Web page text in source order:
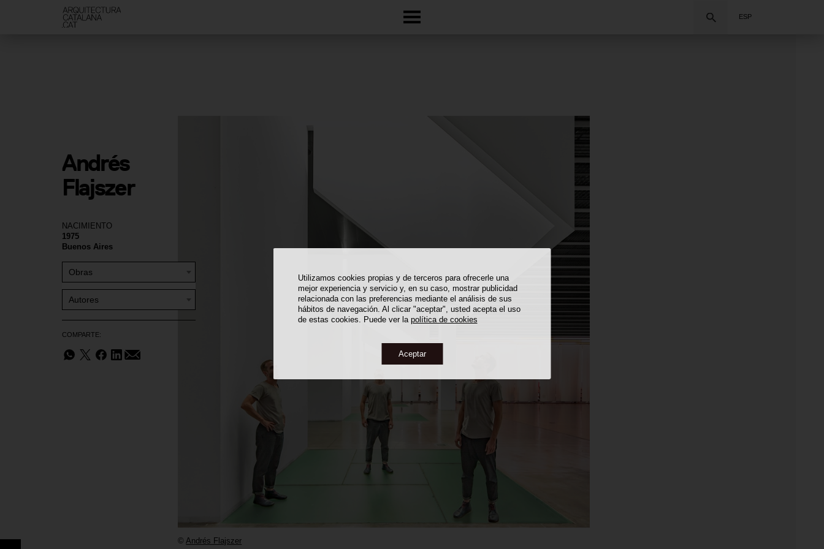
Utilizamos cookies propias y de terceros para ofrecerle una
mejor experiencia y servicio y, en su caso, mostrar publicidad
relacionada con las preferencias mediante el análisis de sus
hábitos de navegación. Al clicar "aceptar", usted acepta el uso
de estas cookies. Puede ver la política de cookies
Aceptar
ESP
NACIMIENTO
1975
Buenos Aires
Obras
Autores
COMPARTE:
Andrés
Flajszer
© Andrés Flajszer